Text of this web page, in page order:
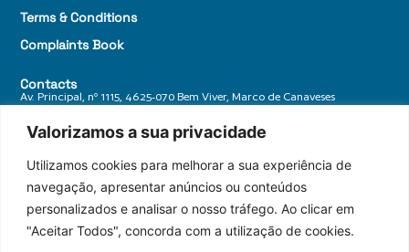
Valorizamos a sua privacidade
Utilizamos cookies para melhorar a sua experiência de
navegação, apresentar anúncios ou conteúdos
personalizados e analisar o nosso tráfego. Ao clicar em
"Aceitar Todos", concorda com a utilização de cookies.
Terms & Conditions
Complaints Book
Contacts
Av. Principal, nº 1115, 4625-070 Bem Viver, Marco de Canaveses
+ 351 255 588 770